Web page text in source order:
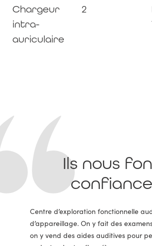
Chargeur
intra-
auriculaire
2
Ils nous
confiance
Centre d’exploration fonctionnelle
d’appareillage. On y fait des
on y vend des aides auditives pour